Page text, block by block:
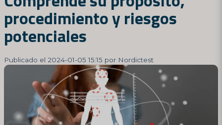
procedimiento y riesgos
potenciales
Publicado el 2024-01-05 15:15 por Nordictest